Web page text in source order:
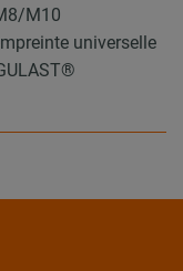
M10
universelle